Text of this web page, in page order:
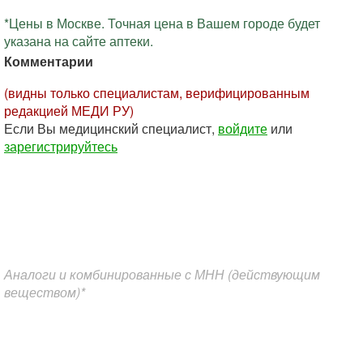
*Цены в Москве. Точная цена в Вашем городе будет
указана на сайте аптеки.
Комментарии
(видны только специалистам, верифицированным
редакцией МЕДИ РУ)
Если Вы медицинский специалист, войдите или
зарегистрируйтесь
Аналоги и комбинированные с МНН (действующим
веществом)*